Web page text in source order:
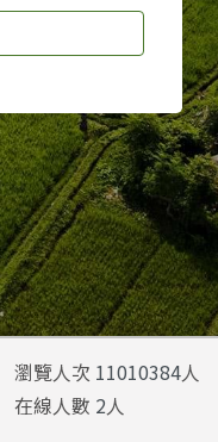
瀏覽人次 11010384人
在線人數 2人